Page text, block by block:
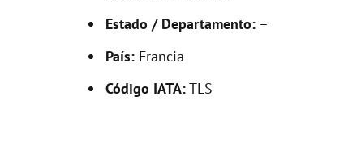
Estado / Departamento: –
País: Francia
Código IATA:TLS